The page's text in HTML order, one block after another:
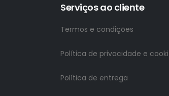
Serviços ao cliente
Termos e condições
Política de privacidade e
Política de entrega